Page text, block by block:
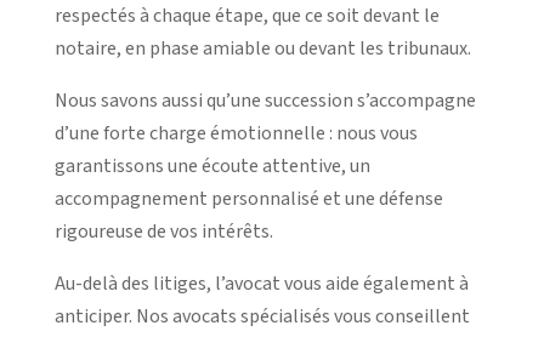
respectés à chaque étape, que ce soit devant le
notaire, en phase amiable ou devant les tribunaux.
Nous savons aussi qu’une succession s’accompagne
d’une forte charge émotionnelle : nous vous
garantissons une écoute attentive, un
accompagnement personnalisé et une défense
rigoureuse de vos intérêts.
Au-delà des litiges, l’avocat vous aide également à
anticiper. Nos avocats spécialisés vous conseillent